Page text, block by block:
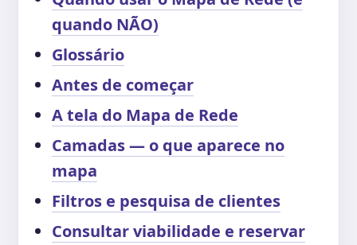
quando NÃO)
Glossário
Antes de começar
A tela do Mapa de Rede
Camadas — o que aparece no
mapa
Filtros e pesquisa de clientes
Consultar viabilidade e reservar